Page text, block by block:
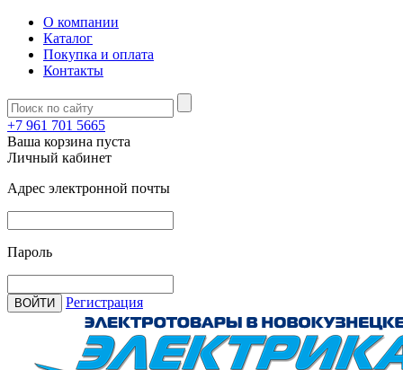
О компании
Каталог
Покупка и оплата
Контакты
+7 961 701 5665
Ваша корзина пуста
Личный кабинет
Адрес электронной почты
Пароль
ВОЙТИ Регистрация